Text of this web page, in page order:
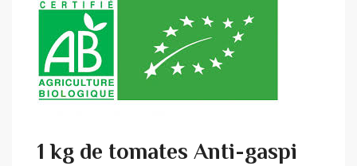
1 kg de tomates Anti-gaspi